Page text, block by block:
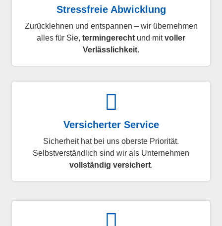
Stressfreie Abwicklung
Zurücklehnen und entspannen – wir übernehmen
alles für Sie, termingerecht und mitvoller
Verlässlichkeit.
Versicherter Service
Sicherheit hat bei uns oberste Priorität.
Selbstverständlich sind wir als Unternehmen
vollständig versichert.